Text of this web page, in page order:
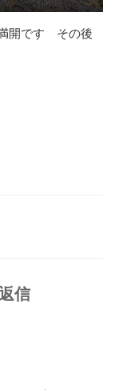
開です その後
信